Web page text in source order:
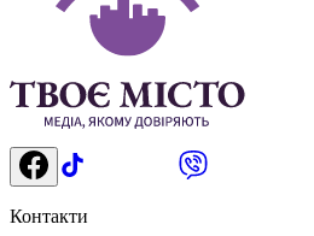
Контакти